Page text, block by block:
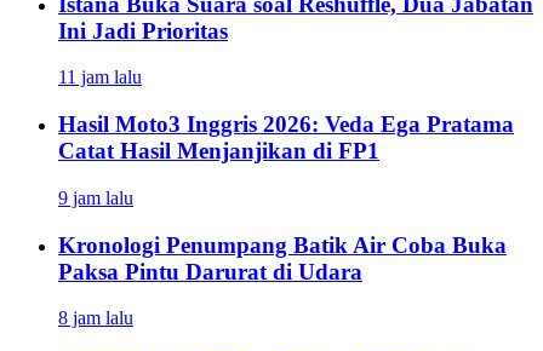
Ini Jadi Prioritas
11 jam lalu
Hasil Moto3 Inggris 2026: Veda Ega Pratama
Catat Hasil Menjanjikan di FP1
9 jam lalu
Kronologi Penumpang Batik Air Coba Buka
Paksa Pintu Darurat di Udara
8 jam lalu